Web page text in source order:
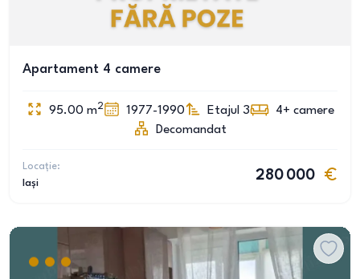
Apartament 4 camere
95.00 m2 1977-1990 Etajul 3 4+ camere
Decomandat
Locație:
Iași
280 000